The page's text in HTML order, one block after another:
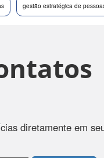
gestão estratégica de
diretamente em